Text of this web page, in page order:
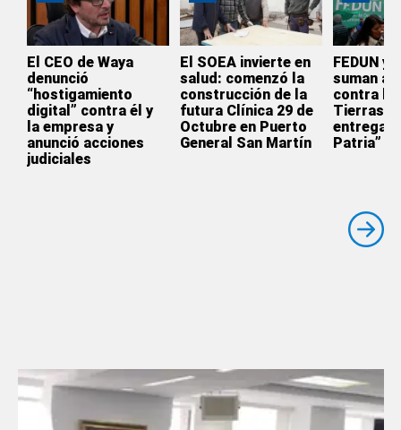
El CEO de Waya
denunció
“hostigamiento
digital” contra él y
la empresa y
anunció acciones
judiciales
El SOEA invierte en
salud: comenzó la
construcción de la
futura Clínica 29 de
Octubre en Puerto
General San Martín
FEDUN y
suman a
contra la
Tierras:
entrega
Patria”